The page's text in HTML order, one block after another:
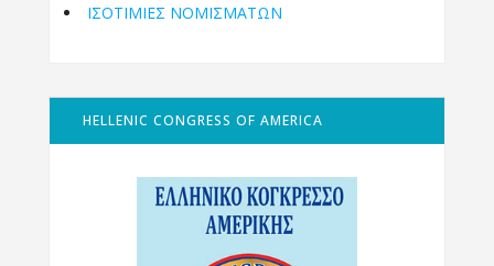
ΙΣΟΤΙΜΙΕΣ ΝΟΜΙΣΜΑΤΩΝ
HELLENIC CONGRESS OF AMERICA